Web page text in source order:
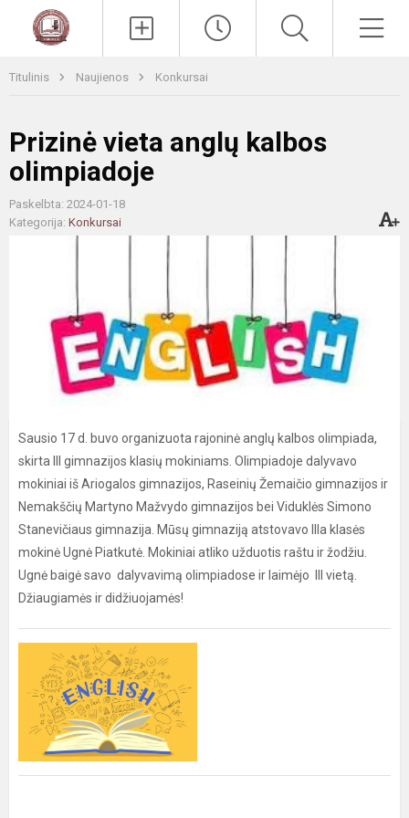
Titulinis Naujienos Konkursai
Prizinė vieta anglų kalbos
olimpiadoje
Paskelbta: 2024-01-18
Kategorija: Konkursai
Sausio 17 d. buvo organizuota rajoninė anglų kalbos olimpiada,
skirta III gimnazijos klasių mokiniams. Olimpiadoje dalyvavo
mokiniai iš Ariogalos gimnazijos, Raseinių Žemaičio gimnazijos ir
Nemakščių Martyno Mažvydo gimnazijos bei Viduklės Simono
Stanevičiaus gimnazija. Mūsų gimnaziją atstovavo IIIa klasės
mokinė Ugnė Piatkutė. Mokiniai atliko užduotis raštu ir žodžiu.
Ugnė baigė savo dalyvavimą olimpiadose ir laimėjo III vietą.
Džiaugiamės ir didžiuojamės!